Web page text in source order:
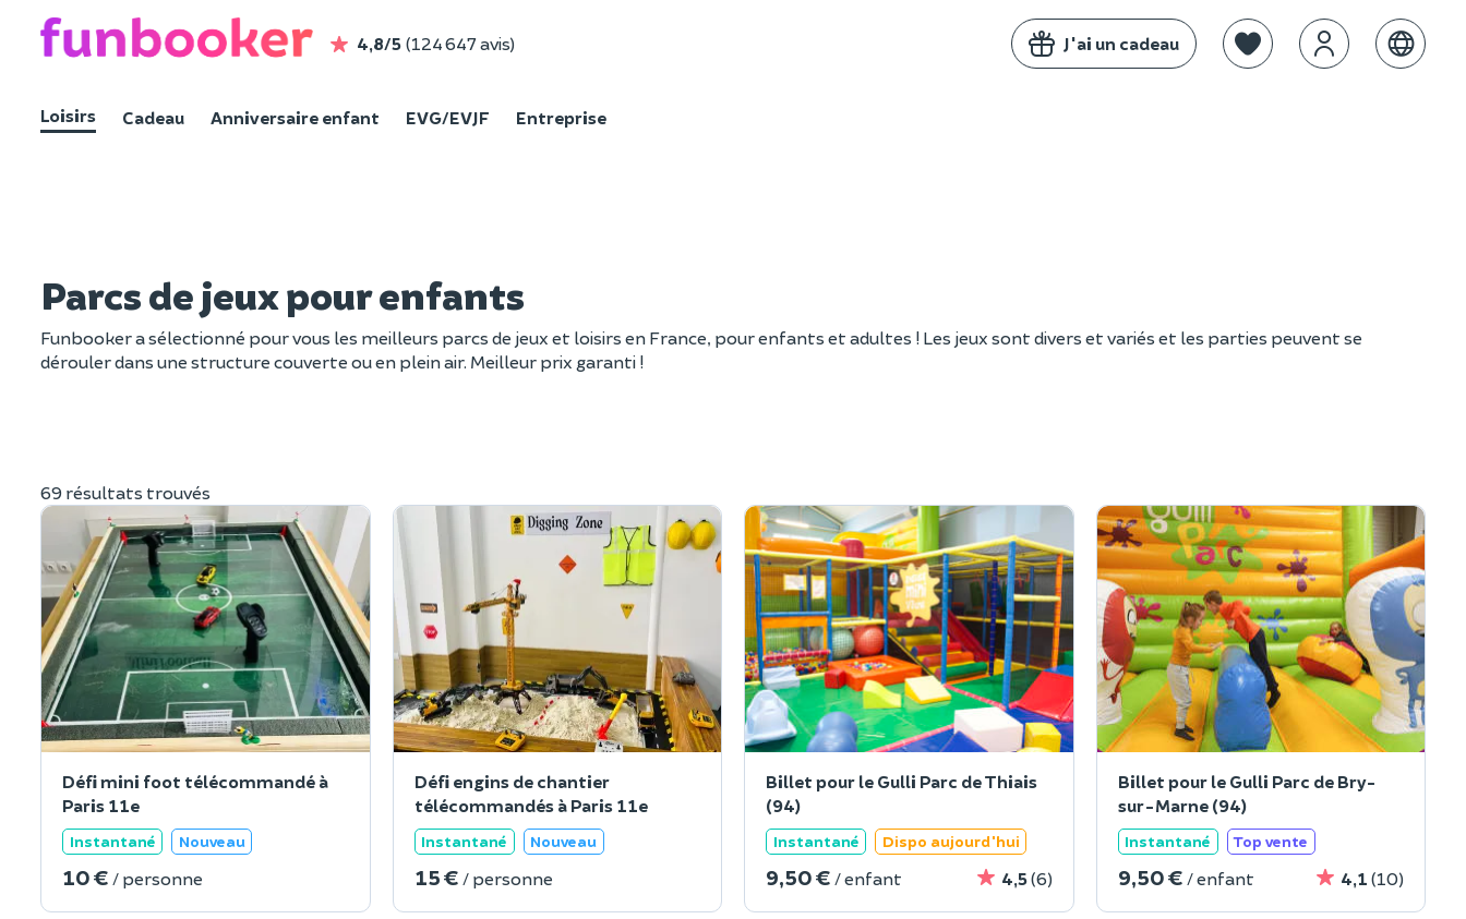
4,8/5 (124 647 avis) J'ai un cadeau
Loisirs Cadeau Anniversaire enfant EVG/EVJF Entreprise
Parcs de jeux pour enfants
Funbooker a sélectionné pour vous les meilleurs parcs de jeux et loisirs en France, pour enfants et adultes ! Les jeux sont divers et variés et les parties peuvent se
dérouler dans une structure couverte ou en plein air. Meilleur prix garanti !
69 résultats trouvés
Défi mini foot télécommandé à
Paris 11e
Instantané Nouveau
10 € / personne
Défi engins de chantier
télécommandés à Paris 11e
Instantané Nouveau
15 € / personne
Billet pour le Gulli Parc de Thiais
(94)
Instantané Dispo aujourd'hui
9,50 € / enfant 4,5(6)
Billet pour le Gulli Parc de Bry-
sur-Marne (94)
Instantané Top vente
9,50 € / enfant 4,1 (10)